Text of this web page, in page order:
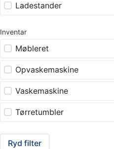
Ladestander
Inventar
Møbleret
Opvaskemaskine
Vaskemaskine
Tørretumbler
Ryd filter